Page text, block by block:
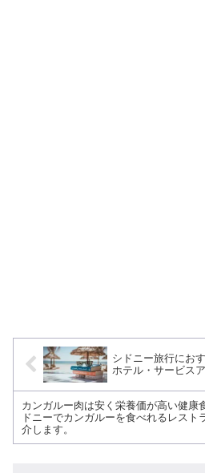
シドニー旅行にお
ホテル・サービス
カンガルー肉は安く栄養価が高い健康
ドニーでカンガルーを食べれるレスト
介します。